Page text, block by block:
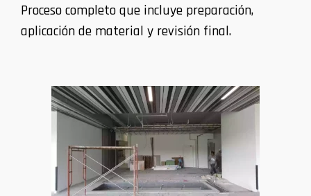
Proceso completo que incluye preparación,
aplicación de material y revisión final.